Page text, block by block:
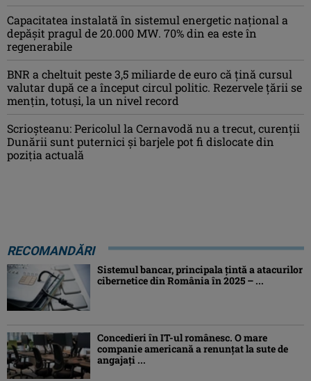
Capacitatea instalată în sistemul energetic național a
depășit pragul de 20.000 MW. 70% din ea este în
regenerabile
BNR a cheltuit peste 3,5 miliarde de euro că țină cursul
valutar după ce a început circul politic. Rezervele țării se
mențin, totuși, la un nivel record
Scrioșteanu: Pericolul la Cernavodă nu a trecut, curenţii
Dunării sunt puternici şi barjele pot fi dislocate din
poziţia actuală
RECOMANDĂRI
Sistemul bancar, principala țintă a atacurilor
cibernetice din România în 2025 – ...
Concedieri în IT-ul românesc. O mare
companie americană a renunțat la sute de
angajați ...